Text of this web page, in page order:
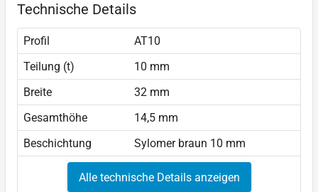
Technische Details
Profil
AT10
Teilung (t)
10 mm
Breite
32 mm
Gesamthöhe
14,5 mm
Beschichtung
Sylomer braun 10 mm
Alle technische Details anzeigen